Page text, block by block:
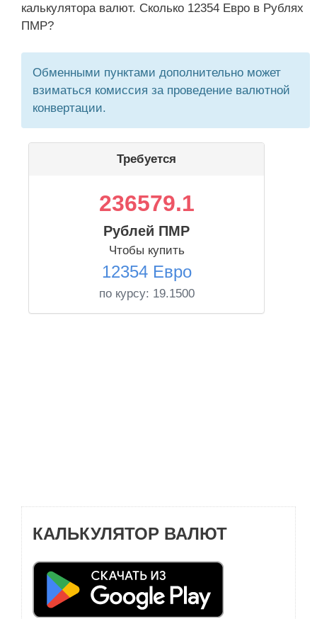
калькулятора валют. Сколько 12354 Евро в Рублях
ПМР?
Обменными пунктами дополнительно может
взиматься комиссия за проведение валютной
конвертации.
Требуется
236579.1
Рублей ПМР
Чтобы купить
12354 Евро
по курсу: 19.1500
КАЛЬКУЛЯТОР ВАЛЮТ